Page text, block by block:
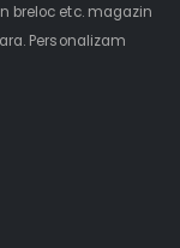
breloc etc. magazin
Personalizam